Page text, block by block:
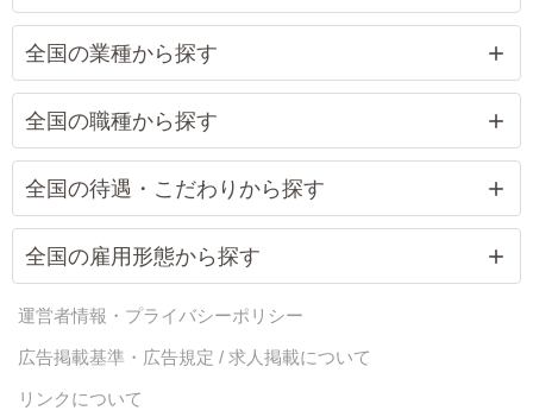
全国の業種から探す
全国の職種から探す
全国の待遇・こだわりから探す
全国の雇用形態から探す
運営者情報・プライバシーポリシー
広告掲載基準・広告規定 / 求人掲載について
リンクについて